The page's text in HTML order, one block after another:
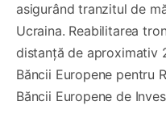
asigurând tranzitul de
Ucraina. Reabilitarea
distanță de aproximativ
Băncii Europene pentru
Băncii Europene de